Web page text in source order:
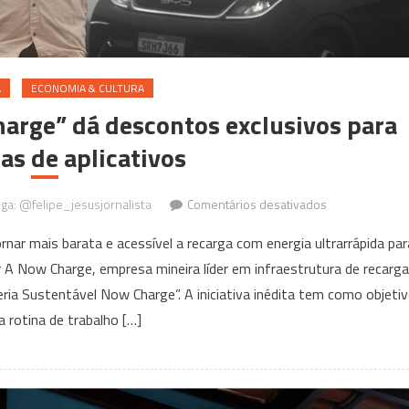
ECONOMIA & CULTURA
dá descontos exclusivos para
de aplicativos
@felipe_jesusjornalista Comentários desativadosem
“Correria
Now
Charge”
para
mais barata e acessível a recarga com energia ultrarrápida
Now Charge, empresa mineira líder em infraestrutura de recarga
Sustentável Now Charge”. A iniciativa inédita tem como
rotina de trabalho […]